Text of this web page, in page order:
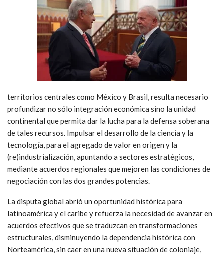
territorios centrales como México y Brasil, resulta necesario
profundizar no sólo integración económica sino la unidad
continental que permita dar la lucha para la defensa soberana
de tales recursos. Impulsar el desarrollo de la ciencia y la
tecnología, para el agregado de valor en origen y la
(re)industrialización, apuntando a sectores estratégicos,
mediante acuerdos regionales que mejoren las condiciones de
negociación con las dos grandes potencias.
La disputa global abrió un oportunidad histórica para
latinoamérica y el caribe y refuerza la necesidad de avanzar en
acuerdos efectivos que se traduzcan en transformaciones
estructurales, disminuyendo la dependencia histórica con
Norteamérica, sin caer en una nueva situación de coloniaje,